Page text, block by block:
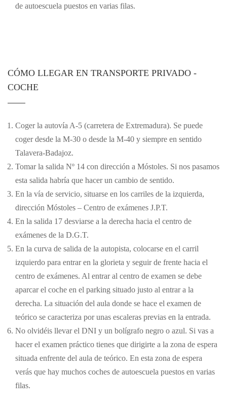
de autoescuela puestos en varias filas.
CÓMO LLEGAR EN TRANSPORTE PRIVADO -
COCHE
Coger la autovía A-5 (carretera de Extremadura). Se puede
coger desde la M-30 o desde la M-40 y siempre en sentido
Talavera-Badajoz.
Tomar la salida Nº 14 con dirección a Móstoles. Si nos pasamos
esta salida habría que hacer un cambio de sentido.
En la vía de servicio, situarse en los carriles de la izquierda,
dirección Móstoles – Centro de exámenes J.P.T.
En la salida 17 desviarse a la derecha hacia el centro de
exámenes de la D.G.T.
En la curva de salida de la autopista, colocarse en el carril
izquierdo para entrar en la glorieta y seguir de frente hacia el
centro de exámenes. Al entrar al centro de examen se debe
aparcar el coche en el parking situado justo al entrar a la
derecha. La situación del aula donde se hace el examen de
teórico se caracteriza por unas escaleras previas en la entrada.
No olvidéis llevar el DNI y un bolígrafo negro o azul. Si vas a
hacer el examen práctico tienes que dirigirte a la zona de espera
situada enfrente del aula de teórico. En esta zona de espera
verás que hay muchos coches de autoescuela puestos en varias
filas.